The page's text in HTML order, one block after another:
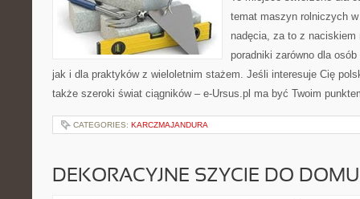
temat maszyn rolniczych
nadęcia, za to z
poradniki zarówno dla
jak i dla praktyków z wieloletnim stażem. Jeśli interesuje Cię
także szeroki świat ciągników – e-Ursus.pl ma być Twoim
CATEGORIES: KARCZMAJANDURA
DEKORACYJNE SZYCIE DO DOMU